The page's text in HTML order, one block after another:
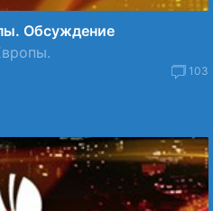
Обсуждение
103